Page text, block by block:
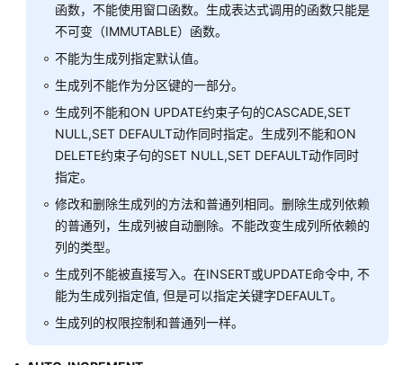
VIEW
DROP
DROP
OPERATOR
OWNED
DROP
PACKAGE
DROP
PROCEDURE
DROP
函数，不能使用窗口函数。生成表达式调用的函数只能是
不可变（IMMUTABLE）函数。
不能为生成列指定默认值。
生成列不能作为分区键的一部分。
生成列不能和ON UPDATE约束子句的CASCADE,SET
NULL,SET DEFAULT动作同时指定。生成列不能和ON
DELETE约束子句的SET NULL,SET DEFAULT动作同时
指定。
修改和删除生成列的方法和普通列相同。删除生成列依赖
的普通列，生成列被自动删除。不能改变生成列所依赖的
列的类型。
生成列不能被直接写入。在INSERT或UPDATE命令中, 不
能为生成列指定值, 但是可以指定关键字DEFAULT。
生成列的权限控制和普通列一样。